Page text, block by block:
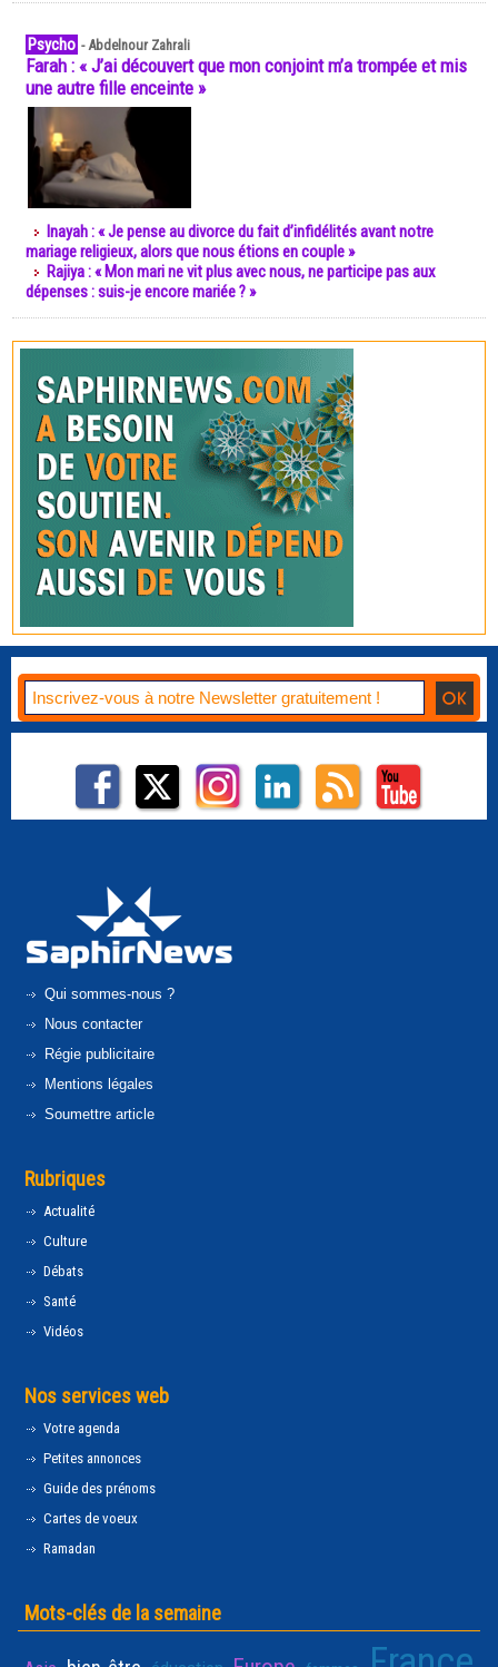
Psycho -Abdelnour Zahrali
Farah : « J’ai découvert que mon conjoint m’a trompée et mis
une autre fille enceinte »
Inayah : « Je pense au divorce du fait d’infidélités avant notre
mariage religieux, alors que nous étions en couple »
Rajiya : « Mon mari ne vit plus avec nous, ne participe pas aux
dépenses : suis-je encore mariée ? »
Qui sommes-nous ?
Nous contacter
Régie publicitaire
Mentions légales
Soumettre article
Rubriques
Actualité
Culture
Débats
Santé
Vidéos
Nos services web
Votre agenda
Petites annonces
Guide des prénoms
Cartes de voeux
Ramadan
Mots-clés de la semaine